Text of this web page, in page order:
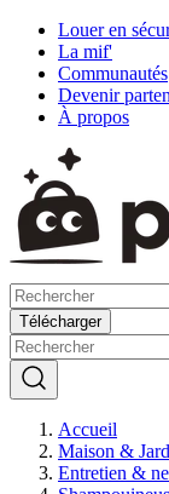
Louer en
La mif'
Communautés
Devenir
À propos
Télécharger
Accueil
Maison &
Entretien &